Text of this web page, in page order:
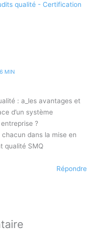
qualité - Certification
MIN
: a_les avantages et
d’un système
?
dans la mise en
qualité SMQ
Répondre